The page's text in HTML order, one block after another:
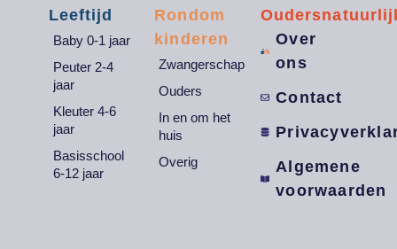
Leeftijd
Baby 0-1 jaar
Peuter 2-4
jaar
Kleuter 4-6
jaar
Basisschool
6-12 jaar
Rondom
kinderen
Zwangerschap
Ouders
In en om het
huis
Overig
Over
ons
Contact
Algemene
voorwaarden